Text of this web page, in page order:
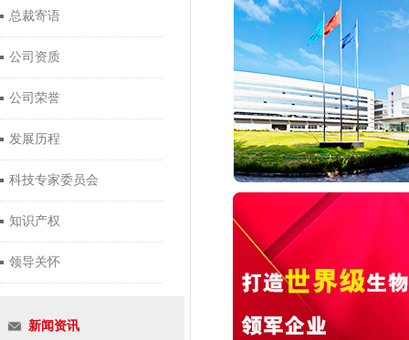
总裁寄语
公司资质
公司荣誉
发展历程
科技专家委员会
知识产权
领导关怀
新闻资讯